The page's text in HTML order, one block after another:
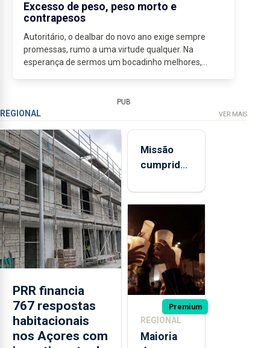
Excesso de peso, peso morto e
contrapesos
Autoritário, o dealbar do novo ano exige sempre
promessas, rumo a uma virtude qualquer. Na
esperança de sermos um bocadinho melhores,
PUB
REGIONAL VER MAIS
PRR financia
767 respostas
habitacionais
nos Açores com
Missão
cumprida:
açorianos
após
missão na
Roménia
Premium
REGIONAL
Maioria